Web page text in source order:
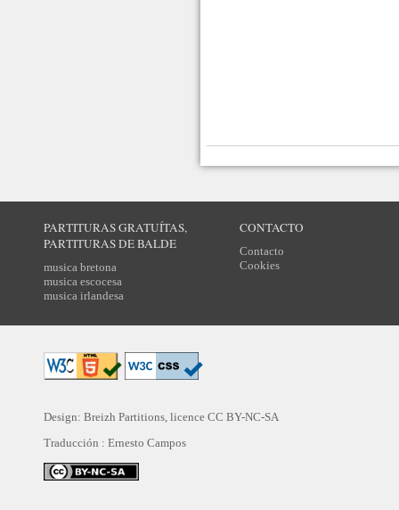
PARTITURAS GRATUÍTAS,
PARTITURAS DE BALDE
musica bretona
musica escocesa
musica irlandesa
CONTACTO
Contacto
Cookies
Design: Breizh Partitions, licence CC BY-NC-SA
Traducción : Ernesto Campos